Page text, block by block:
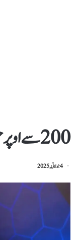
200 سے اوپر حشر اٹھاتا بجلی کا ایک یونٹ
4 جولائی, 2025